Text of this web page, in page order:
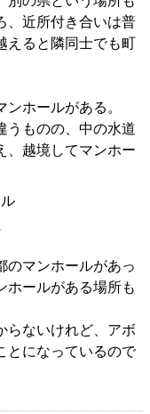
、近所付き合いは普
えると隣同士でも町
ホールがある。
うものの、中の水道
、越境してマンホー
のマンホールがあっ
ホールがある場所も
らないけれど、アボ
とになっているので